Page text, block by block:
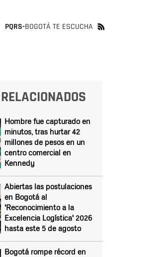
PQRS-BOGOTÁ TE ESCUCHA
Hombre fue capturado en
minutos, tras hurtar 42
millones de pesos en un
centro comercial en
Kennedy
Abiertas las postulaciones
en Bogotá al
'Reconocimiento a la
Excelencia Logística' 2026
hasta este 5 de agosto
Bogotá rompe récord en